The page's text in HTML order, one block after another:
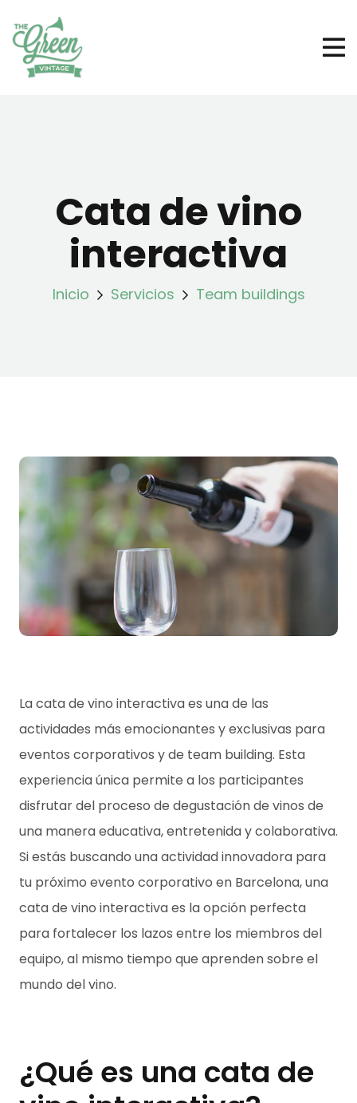
Cata de vino
interactiva
Inicio Servicios Team buildings
La cata de vino interactiva es una de las
actividades más emocionantes y exclusivas para
eventos corporativos y de team building. Esta
experiencia única permite a los participantes
disfrutar del proceso de degustación de vinos de
una manera educativa, entretenida y colaborativa.
Si estás buscando una actividad innovadora para
tu próximo evento corporativo en Barcelona, una
cata de vino interactiva es la opción perfecta
para fortalecer los lazos entre los miembros del
equipo, al mismo tiempo que aprenden sobre el
mundo del vino.
¿Qué es una cata de